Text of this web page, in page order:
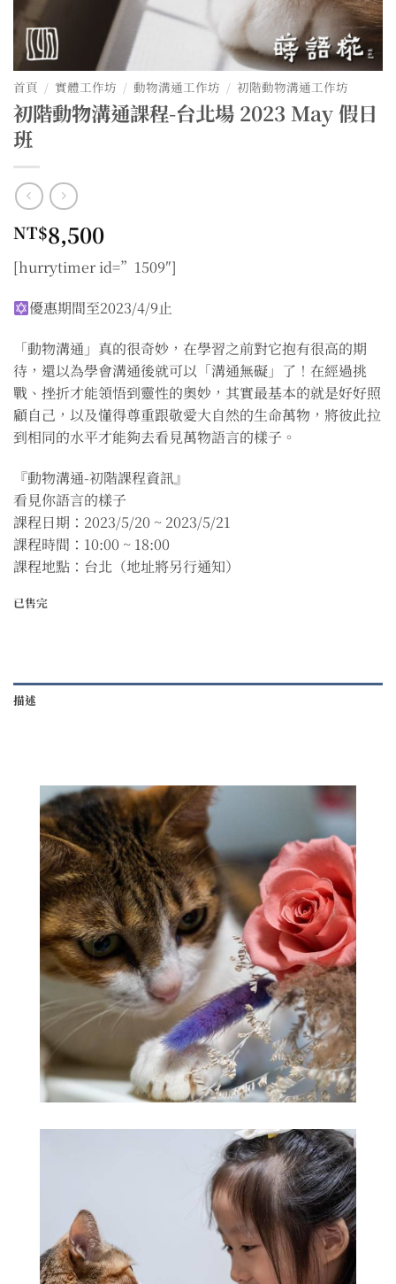
首頁 / 實體工作坊 / 動物溝通工作坊 / 初階動物溝通工作坊
初階動物溝通課程-台北場 2023 May 假日
班
NT$8,500
[hurrytimer id=”1509″]
優惠期間至2023/4/9止
「動物溝通」真的很奇妙，在學習之前對它抱有很高的期
待，還以為學會溝通後就可以「溝通無礙」了！在經過挑
戰、挫折才能領悟到靈性的奧妙，其實最基本的就是好好照
顧自己，以及懂得尊重跟敬愛大自然的生命萬物，將彼此拉
到相同的水平才能夠去看見萬物語言的樣子。
『動物溝通-初階課程資訊』
看見你語言的樣子
課程日期：2023/5/20 ~ 2023/5/21
課程時間：10:00 ~ 18:00
課程地點：台北（地址將另行通知）
已售完
描述